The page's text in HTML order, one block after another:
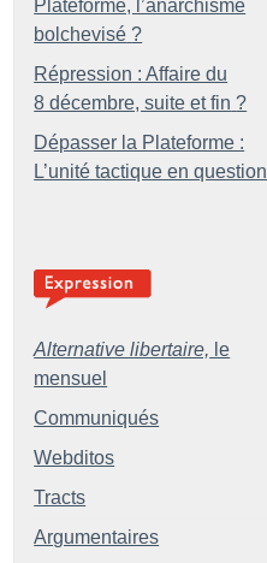
Plateforme, l’anarchisme
bolchevisé ?
Répression : Affaire du
8 décembre, suite et fin ?
Dépasser la Plateforme :
L’unité tactique en question
Alternative libertaire, le
mensuel
Communiqués
Webditos
Tracts
Argumentaires